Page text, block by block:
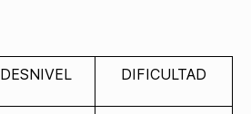
DESNIVEL DIFICULTAD